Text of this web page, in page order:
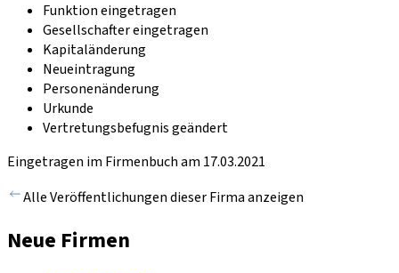
Funktion eingetragen
Gesellschafter eingetragen
Kapitaländerung
Neueintragung
Personenänderung
Urkunde
Vertretungsbefugnis geändert
Eingetragen im Firmenbuch am 17.03.2021
Alle Veröffentlichungen dieser Firma anzeigen
Neue Firmen